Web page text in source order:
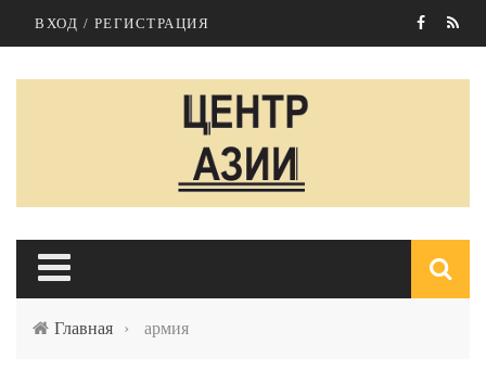
ВХОД / РЕГИСТРАЦИЯ
Главная › армия